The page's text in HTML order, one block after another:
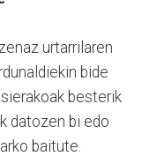
urtarrilaren
bide
besterik
datozen bi edo
baitute.